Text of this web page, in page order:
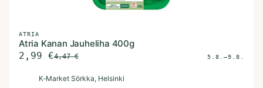
ATRIA
Atria Kanan Jauheliha 400g
2,99 €4,47€ 5.8.–9.8.
K‑Market Sörkka, Helsinki